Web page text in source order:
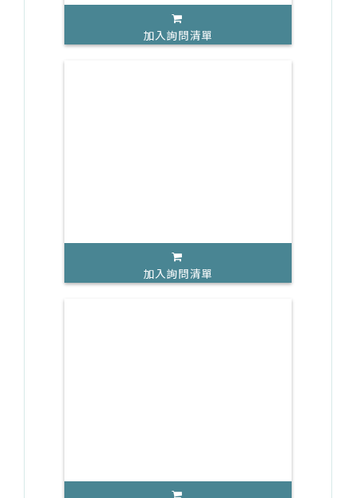
加入詢問清單
加入詢問清單